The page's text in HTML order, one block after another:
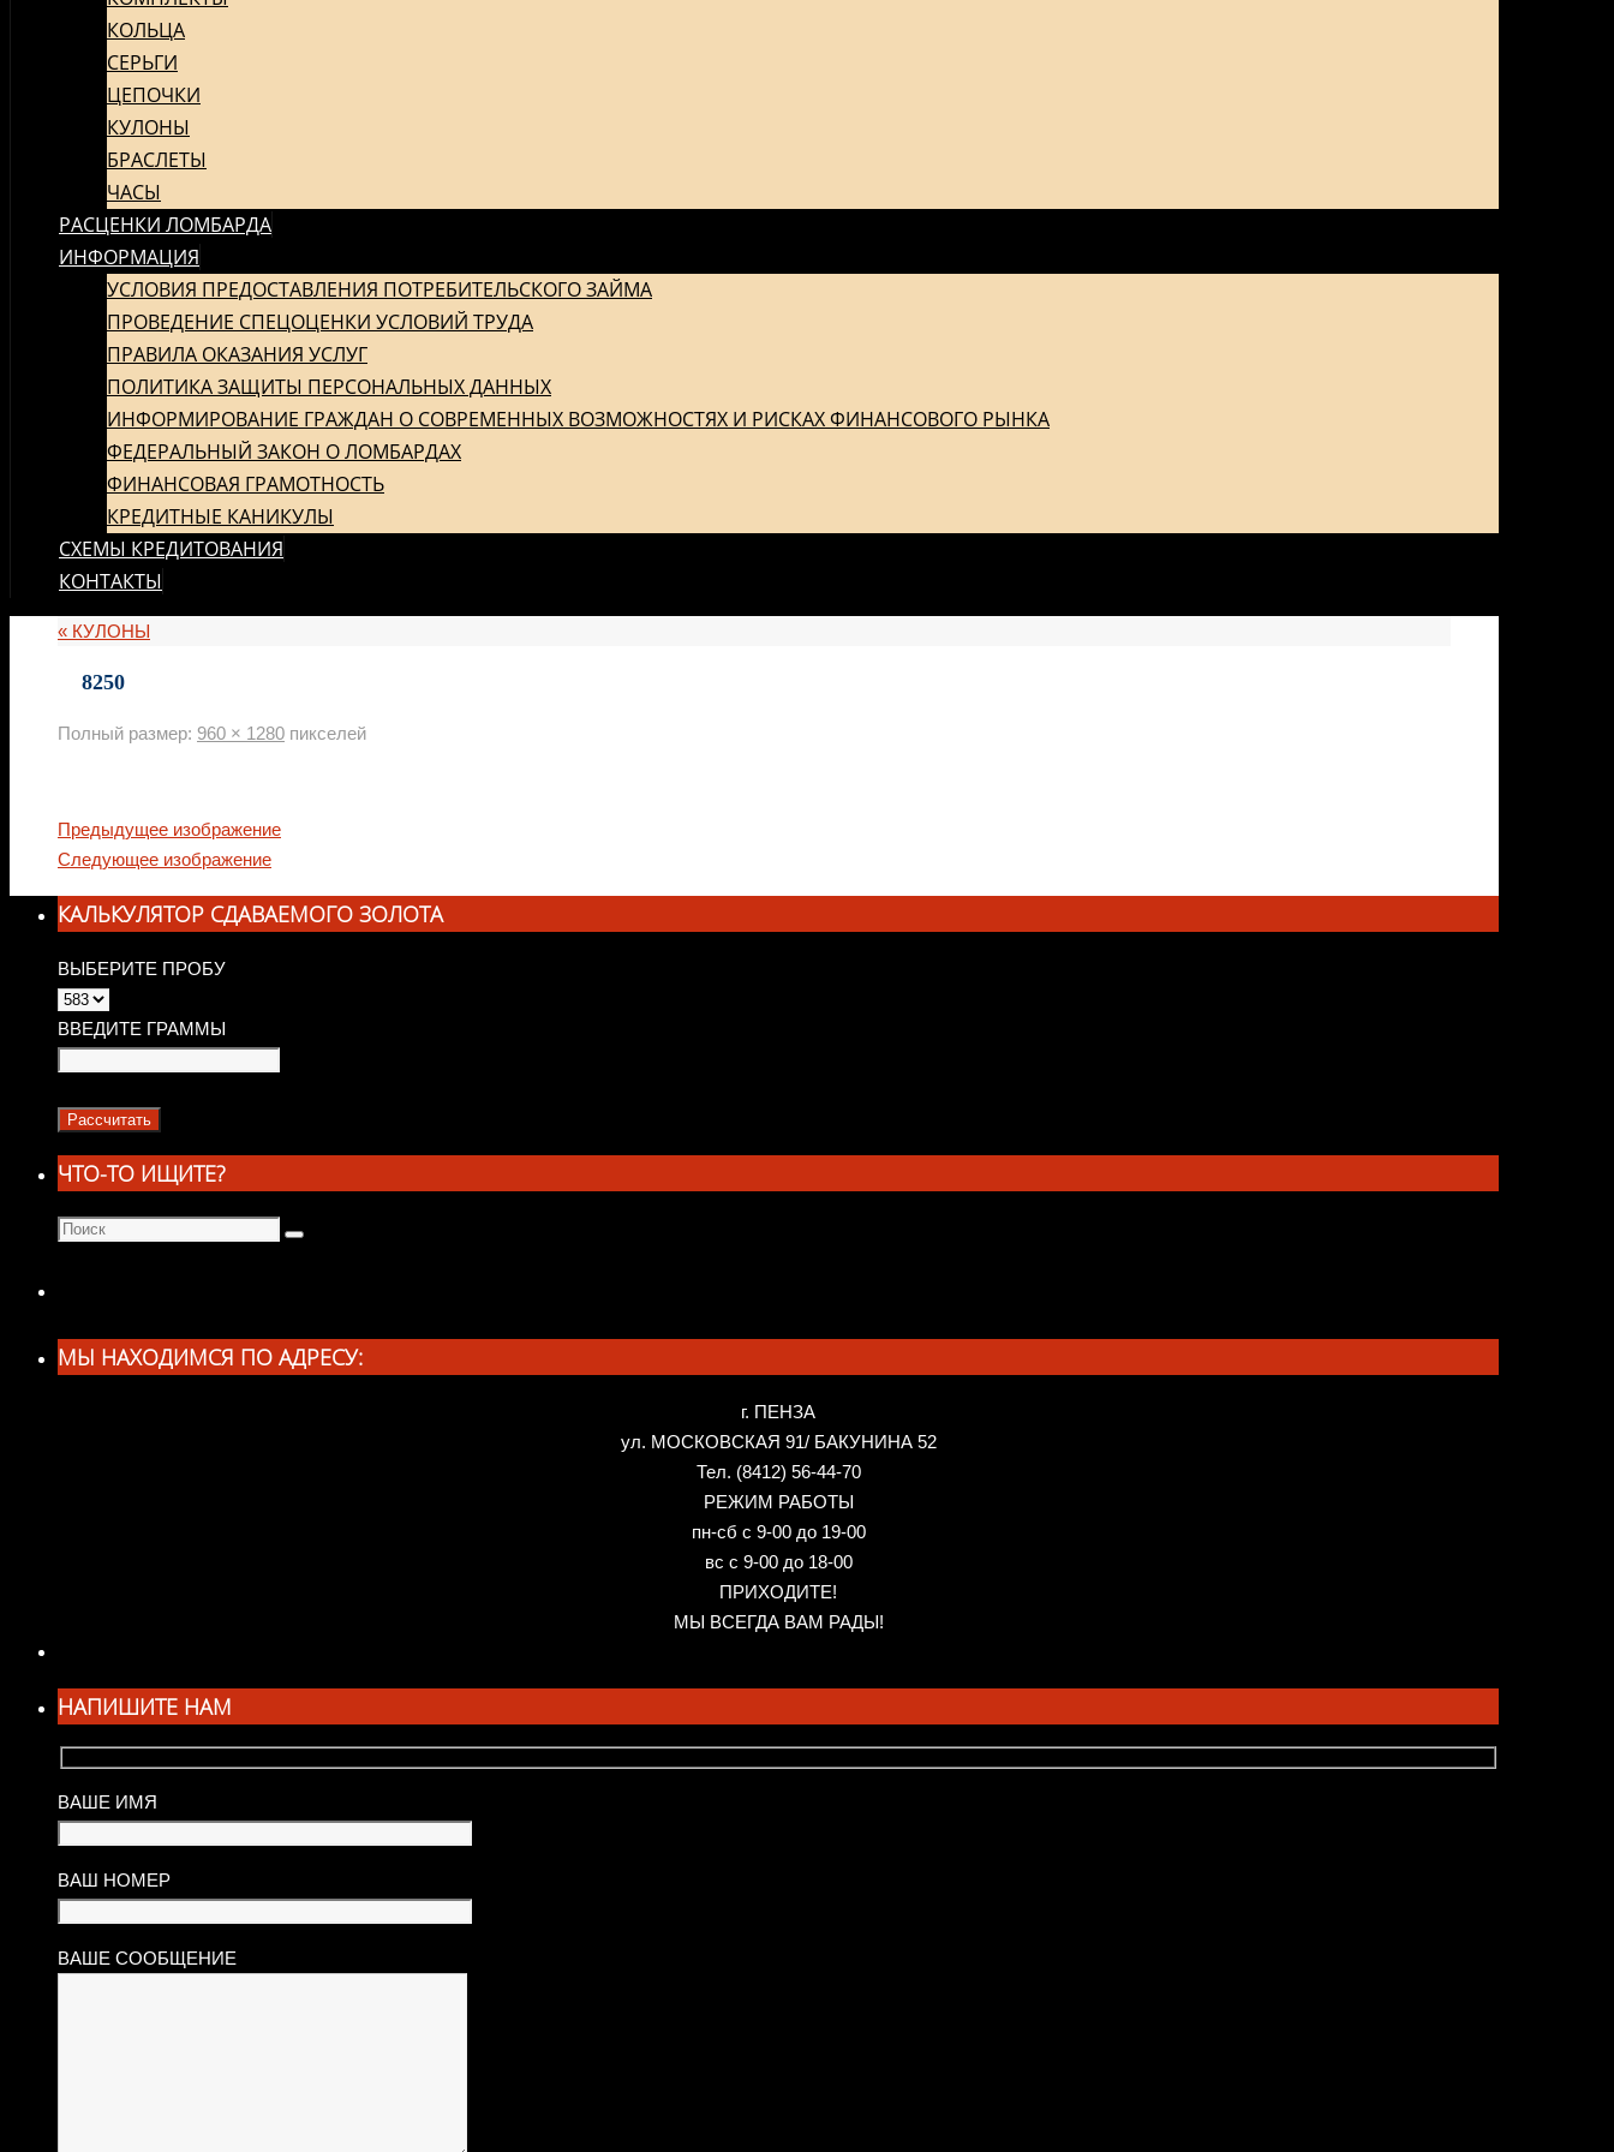
КОЛЬЦА
СЕРЬГИ
ЦЕПОЧКИ
КУЛОНЫ
БРАСЛЕТЫ
ЧАСЫ
РАСЦЕНКИ ЛОМБАРДА
ИНФОРМАЦИЯ
УСЛОВИЯ ПРЕДОСТАВЛЕНИЯ ПОТРЕБИТЕЛЬСКОГО ЗАЙМА
ПРОВЕДЕНИЕ СПЕЦОЦЕНКИ УСЛОВИЙ ТРУДА
ПРАВИЛА ОКАЗАНИЯ УСЛУГ
ПОЛИТИКА ЗАЩИТЫ ПЕРСОНАЛЬНЫХ ДАННЫХ
ИНФОРМИРОВАНИЕ ГРАЖДАН О СОВРЕМЕННЫХ ВОЗМОЖНОСТЯХ И РИСКАХ ФИНАНСОВОГО РЫНКА
ФЕДЕРАЛЬНЫЙ ЗАКОН О ЛОМБАРДАХ
ФИНАНСОВАЯ ГРАМОТНОСТЬ
КРЕДИТНЫЕ КАНИКУЛЫ
СХЕМЫ КРЕДИТОВАНИЯ
КОНТАКТЫ
« КУЛОНЫ
8250
Полный размер: 960 × 1280 пикселей
Предыдущее изображение
Следующее изображение
КАЛЬКУЛЯТОР СДАВАЕМОГО ЗОЛОТА
ВЫБЕРИТЕ ПРОБУ
ВВЕДИТЕ ГРАММЫ
ЧТО-ТО ИЩИТЕ?
Что
Поиск
МЫ НАХОДИМСЯ ПО АДРЕСУ:
г. ПЕНЗА
ул. МОСКОВСКАЯ 91/ БАКУНИНА 52
Тел. (8412) 56-44-70
РЕЖИМ РАБОТЫ
пн-сб с 9-00 до 19-00
вс с 9-00 до 18-00
ПРИХОДИТЕ!
МЫ ВСЕГДА ВАМ РАДЫ!
НАПИШИТЕ НАМ
ВАШЕ ИМЯ
ВАШ НОМЕР
ВАШЕ СООБЩЕНИЕ